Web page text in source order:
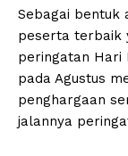
Sebagai bentuk
peserta terbaik
peringatan Hari
pada Agustus
penghargaan
jalannya